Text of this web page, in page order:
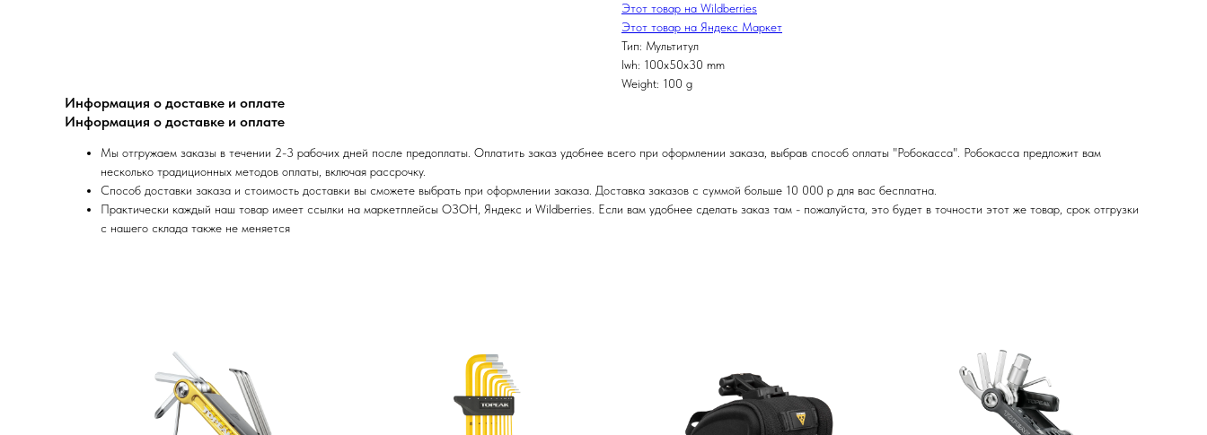
Этот товар на Wildberries
Этот товар на Яндекс Маркет
Тип: Мультитул
lwh: 100x50x30 mm
Weight: 100 g
Информация о доставке и оплате
Информация о доставке и оплате
Мы отгружаем заказы в течении 2-3 рабочих дней после предоплаты. Оплатить заказ удобнее всего при оформлении заказа, выбрав способ оплаты "Робокасса". Робокасса предложит вам
несколько традиционных методов оплаты, включая рассрочку.
Способ доставки заказа и стоимость доставки вы сможете выбрать при оформлении заказа. Доставка заказов с суммой больше 10 000 р для вас бесплатна.
Практически каждый наш товар имеет ссылки на маркетплейсы ОЗОН, Яндекс и Wildberries. Если вам удобнее сделать заказ там - пожалуйста, это будет в точности этот же товар, срок отгрузки
с нашего склада также не меняется